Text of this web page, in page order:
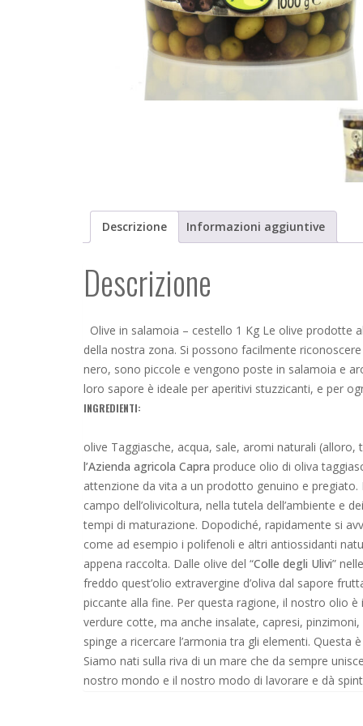
Descrizione Informazioni aggiuntive
Descrizione
Olive in salamoia – cestello 1 Kg Le olive prodotte
della nostra zona. Si possono facilmente
nero, sono piccole e vengono poste in salamoia e
loro sapore è ideale per aperitivi stuzzicanti, e per
INGREDIENTI:
olive Taggiasche, acqua, sale, aromi naturali
l’Azienda agricola Capra produce olio di oliva
attenzione da vita a un prodotto genuino e
campo dell’olivicoltura, nella tutela dell’ambiente e
tempi di maturazione. Dopodiché, rapidamente si
come ad esempio i polifenoli e altri antiossidanti
appena raccolta. Dalle olive del “Colle degli Ulivi”
freddo quest’olio extravergine d’oliva dal sapore
piccante alla fine. Per questa ragione, il nostro olio
verdure cotte, ma anche insalate, capresi,
spinge a ricercare l’armonia tra gli elementi.
Siamo nati sulla riva di un mare che da sempre
nostro mondo e il nostro modo di lavorare e dà